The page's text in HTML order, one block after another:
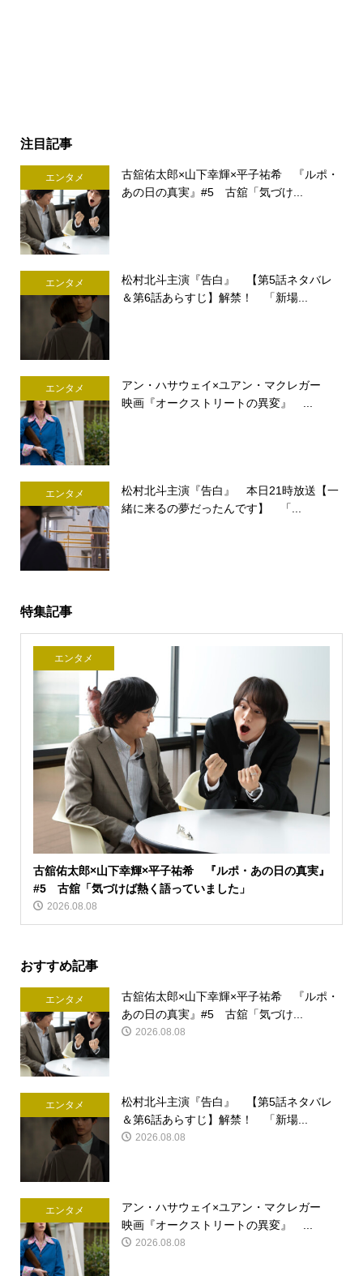
注目記事
エンタメ
古舘佑太郎×山下幸輝×平子祐希 『ルポ・
あの日の真実』#5 古舘「気づけ...
エンタメ
松村北斗主演『告白』 【第5話ネタバレ
＆第6話あらすじ】解禁！ 「新場...
エンタメ
アン・ハサウェイ×ユアン・マクレガー
映画『オークストリートの異変』 ...
エンタメ
松村北斗主演『告白』 本日21時放送【一
緒に来るの夢だったんです】 「...
特集記事
エンタメ
古舘佑太郎×山下幸輝×平子祐希 『ルポ・あの日の真実』
#5 古舘「気づけば熱く語っていました」
2026.08.08
おすすめ記事
エンタメ
古舘佑太郎×山下幸輝×平子祐希 『ルポ・
あの日の真実』#5 古舘「気づけ...
2026.08.08
エンタメ
松村北斗主演『告白』 【第5話ネタバレ
＆第6話あらすじ】解禁！ 「新場...
2026.08.08
エンタメ
アン・ハサウェイ×ユアン・マクレガー
映画『オークストリートの異変』 ...
2026.08.08